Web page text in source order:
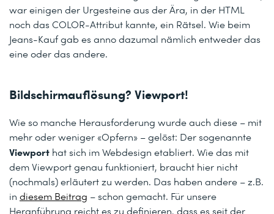
war einigen der Urgesteine aus der Ära, in der HTML
noch das COLOR-Attribut kannte, ein Rätsel. Wie beim
Jeans-Kauf gab es anno dazumal nämlich entweder das
eine oder das andere.
Bildschirmauflösung? Viewport!
Wie so manche Herausforderung wurde auch diese – mit
mehr oder weniger «Opfern» – gelöst: Der sogenannte
Viewport hat sich im Webdesign etabliert. Wie das mit
dem Viewport genau funktioniert, braucht hier nicht
(nochmals) erläutert zu werden. Das haben andere – z.B.
in diesem Beitrag – schon gemacht. Für unsere
Heranführung reicht es zu definieren, dass es seit der